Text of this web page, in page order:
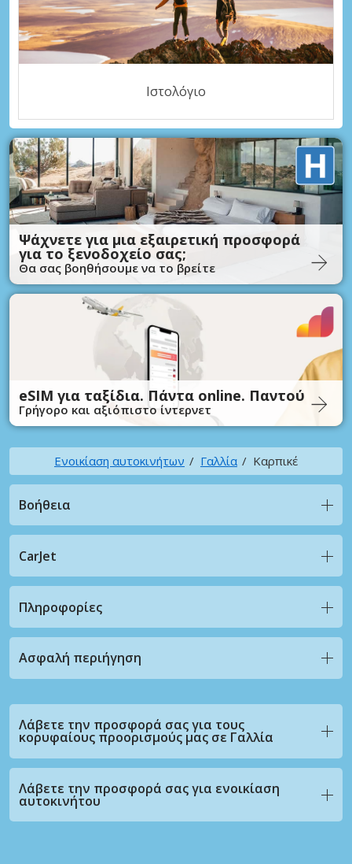
Ιστολόγιο
Ψάχνετε για μια εξαιρετική προσφορά
για το ξενοδοχείο σας;
Θα σας βοηθήσουμε να το βρείτε
eSIM για ταξίδια. Πάντα online. Παντού
Γρήγορο και αξιόπιστο ίντερνετ
Ενοικίαση αυτοκινήτων Γαλλία Καρπικέ
Βοήθεια
CarJet
Πληροφορίες
Ασφαλή περιήγηση
Λάβετε την προσφορά σας για τους
κορυφαίους προορισμούς μας σε Γαλλία
Λάβετε την προσφορά σας για ενοικίαση
αυτοκινήτου